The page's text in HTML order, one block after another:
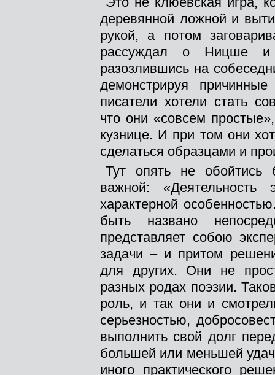
деревянной ложной и
рукой, а потом
рассуждал о Ницше
разозлившись на
демонстрируя
писатели хотели стать
что они «совсем
кузнице. И при том они
сделаться образцами и
Тут опять не обойтись
важной: «Деятельность
характерной
быть названо
представляет собою
задачи – и притом
для других. Они не
разных родах поэзии.
роль, и так они и
серьезностью,
выполнить свой долг
большей или меньшей
иного практического